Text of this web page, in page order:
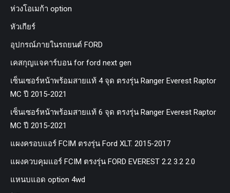
ห่วงโอเมก้า option
หัวเกียร์
อุปกรณ์ภายในรถยนต์ FORD
เคสกุญแจคาร์บอน for ford next gen
เซ็นเซอร์หน้าพร้อมสายแท้ 4 จุด ตรงรุ่น Ranger Everest Raptor
MC ปี 2015-2021
เซ็นเซอร์หน้าพร้อมสายแท้ 6 จุด ตรงรุ่น Ranger Everest Raptor
MC ปี 2015-2021
แผงครอบแอร์ FCIM ตรงรุ่น Ford XLT. 2015-2017
แผงควบคุมแอร์ FCIM ตรงรุ่น FORD EVEREST 2.2 3.2 2.0
แหนบแอด option 4wd